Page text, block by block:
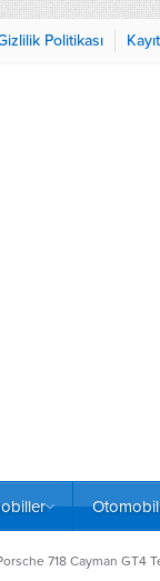
Politikası
718 Cayman GT4